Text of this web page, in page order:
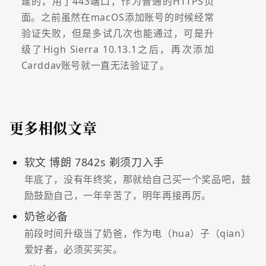
面。之前虽然在macOS添加账号的时候经常
验证失败，但是多试几次也能通过，可是升
级了High Sierra 10.13.1之后，再次添加
Carddav账号就一直无法验证了。
更多相似文章
软文 博朗 7842s 剃须刀入手
年底了，没有年终奖，那就给自己买一个奖品吧，鼓
励鼓励自己，一年辛苦了，明年再接再厉。
奶爸必备
前段时间升级当了奶爸，作为电（hua）子（qian）
爱好者，必须买买买。